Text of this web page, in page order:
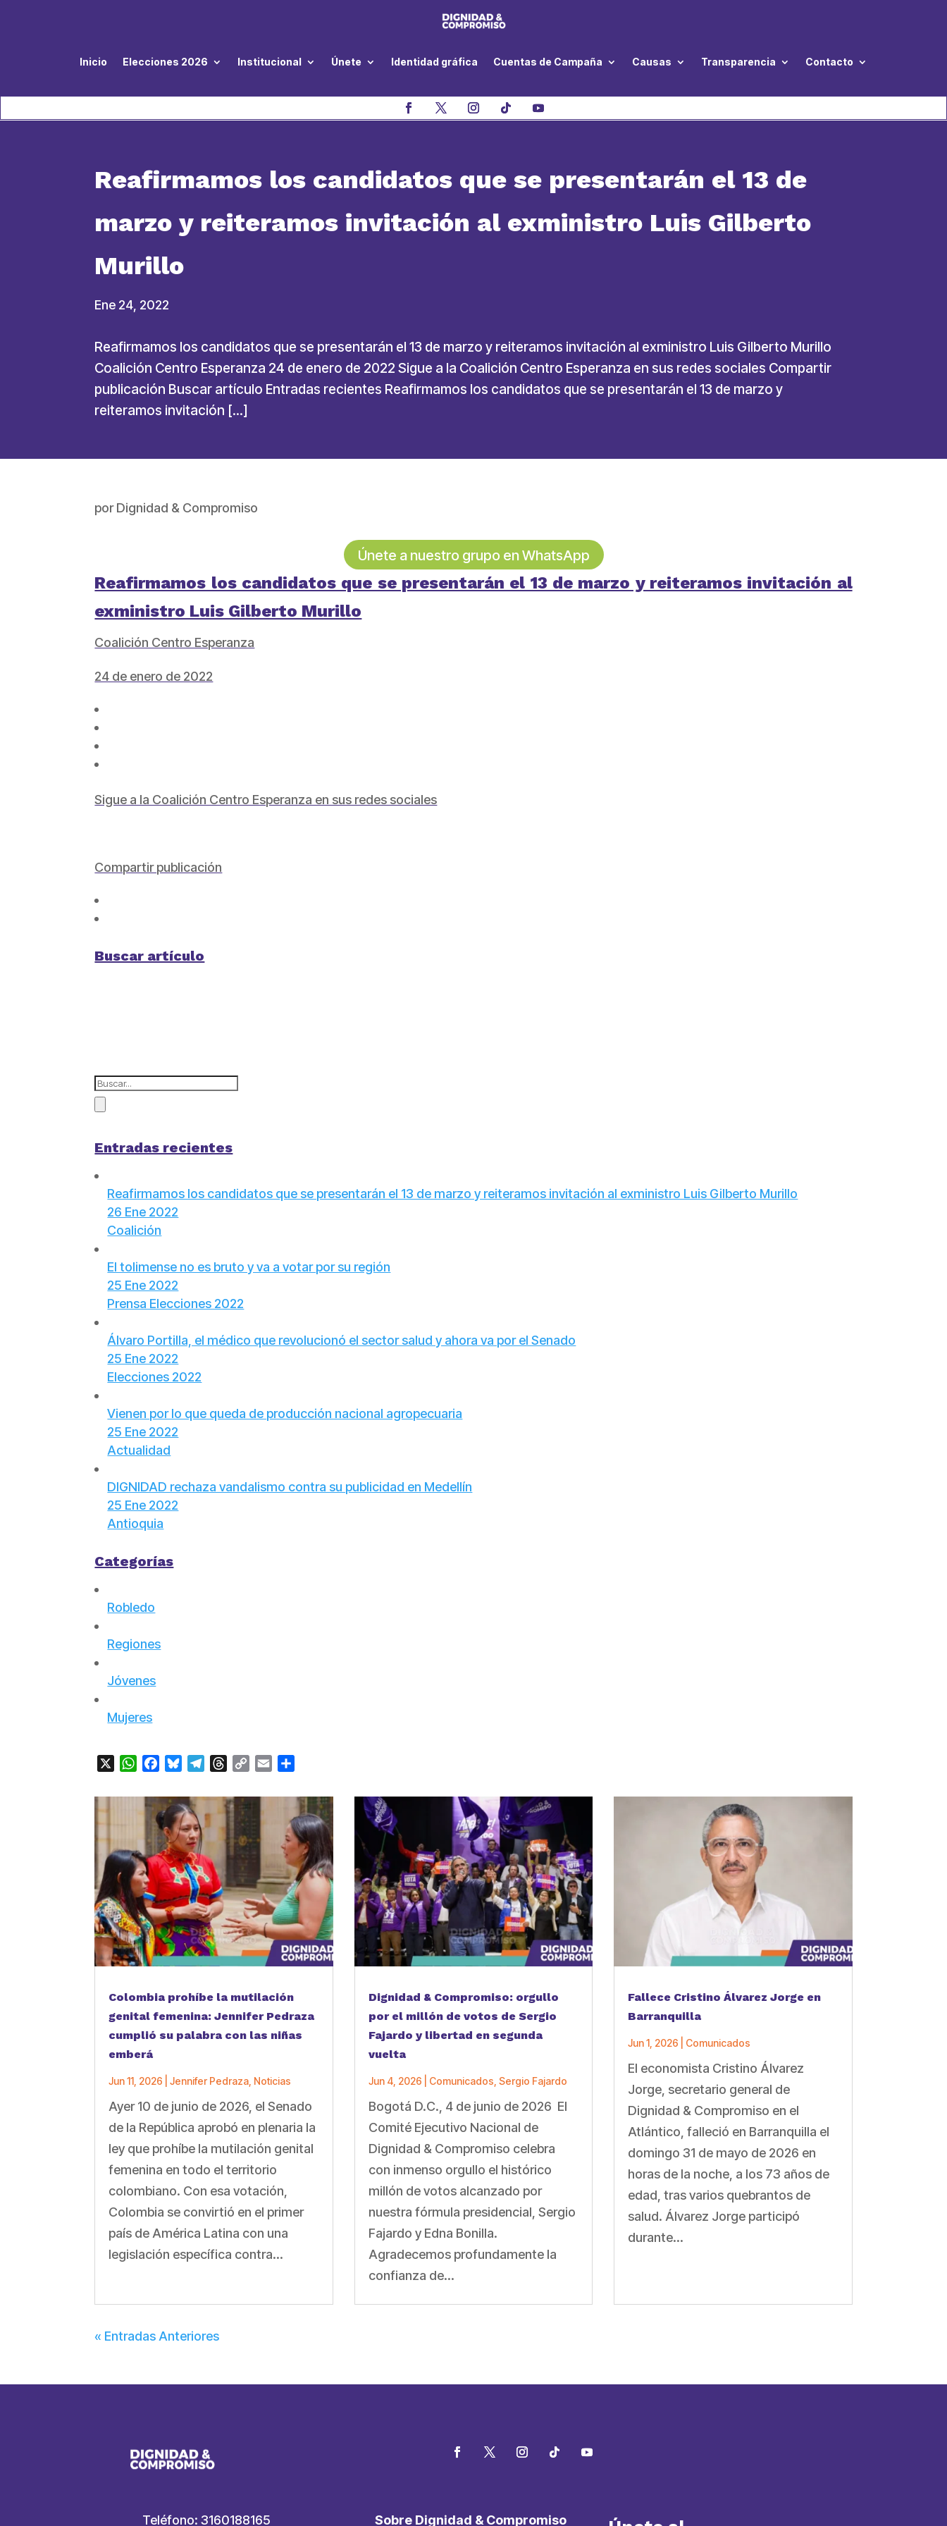
Inicio Elecciones 2026 Institucional Únete Identidad gráfica Cuentas de Campaña Causas Transparencia Contacto
Reafirmamos los candidatos que se presentarán el 13 de
marzo y reiteramos invitación al exministro Luis Gilberto
Murillo
Ene 24, 2022
Reafirmamos los candidatos que se presentarán el 13 de marzo y reiteramos invitación al exministro Luis Gilberto Murillo
Coalición Centro Esperanza 24 de enero de 2022 Sigue a la Coalición Centro Esperanza en sus redes sociales Compartir
publicación Buscar artículo Entradas recientes Reafirmamos los candidatos que se presentarán el 13 de marzo y
reiteramos invitación […]
porDignidad & Compromiso
Únete a nuestro grupo en WhatsApp
Reafirmamos los candidatos que se presentarán el 13 de marzo y reiteramos invitación al
exministro Luis Gilberto Murillo
Coalición Centro Esperanza
24 de enero de 2022
Sigue a la Coalición Centro Esperanza en sus redes sociales
Compartir publicación
Buscar artículo
Entradas recientes
Reafirmamos los candidatos que se presentarán el 13 de marzo y reiteramos invitación al exministro Luis Gilberto Murillo
26 Ene 2022
Coalición
El tolimense no es bruto y va a votar por su región
25 Ene 2022
Prensa Elecciones 2022
Álvaro Portilla, el médico que revolucionó el sector salud y ahora va por el Senado
25 Ene 2022
Elecciones 2022
Vienen por lo que queda de producción nacional agropecuaria
25 Ene 2022
Actualidad
DIGNIDAD rechaza vandalismo contra su publicidad en Medellín
25 Ene 2022
Antioquia
Categorías
Robledo
Regiones
Jóvenes
Mujeres
WhatsApp
FacebookBlueskyTelegramThreads
Copy Email
Colombia prohíbe la mutilación
genital femenina: Jennifer Pedraza
cumplió su palabra con las niñas
emberá
Jun 11, 2026 |Jennifer Pedraza Noticias
Ayer 10 de junio de 2026, el Senado
de la República aprobó en plenaria la
ley que prohíbe la mutilación genital
femenina en todo el territorio
colombiano. Con esa votación,
Colombia se convirtió en el primer
país de América Latina con una
legislación específica contra...
Dignidad & Compromiso: orgullo
por el millón de votos de Sergio
Fajardo y libertad en segunda
vuelta
Jun 4, 2026 Comunicados Sergio Fajardo
Bogotá D.C., 4 de junio de 2026 El
Comité Ejecutivo Nacional de
Dignidad & Compromiso celebra
con inmenso orgullo el histórico
millón de votos alcanzado por
nuestra fórmula presidencial, Sergio
Fajardo y Edna Bonilla.
Agradecemos profundamente la
confianza de...
Fallece Cristino Álvarez Jorge en
Barranquilla
Jun 1, 2026 Comunicados
El economista Cristino Álvarez
Jorge, secretario general de
Dignidad & Compromiso en el
Atlántico, falleció en Barranquilla el
domingo 31 de mayo de 2026 en
horas de la noche, a los 73 años de
edad, tras varios quebrantos de
salud. Álvarez Jorge participó
durante...
« Entradas Anteriores
Teléfono: 3160188165 Sobre Dignidad & Compromiso